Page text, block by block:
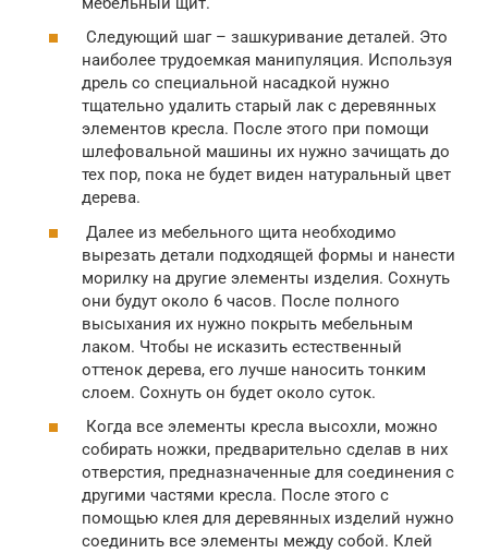
Следующий шаг – зашкуривание деталей. Это
наиболее трудоемкая манипуляция. Используя
дрель со специальной насадкой нужно
тщательно удалить старый лак с деревянных
элементов кресла. После этого при помощи
шлефовальной машины их нужно зачищать до
тех пор, пока не будет виден натуральный цвет
дерева.
Далее из мебельного щита необходимо
вырезать детали подходящей формы и нанести
морилку на другие элементы изделия. Сохнуть
они будут около 6 часов. После полного
высыхания их нужно покрыть мебельным
лаком. Чтобы не исказить естественный
оттенок дерева, его лучше наносить тонким
слоем. Сохнуть он будет около суток.
Когда все элементы кресла высохли, можно
собирать ножки, предварительно сделав в них
отверстия, предназначенные для соединения с
другими частями кресла. После этого с
помощью клея для деревянных изделий нужно
соединить все элементы между собой. Клей